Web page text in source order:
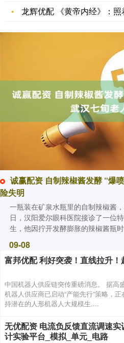
龙辉优配 《黄帝内经》：照着“五
诚赢配资 自制辣椒酱发酵 “爆
险失明
一瓶装在矿泉水瓶里的自制辣椒酱
日，汉阳爱尔眼科医院接诊了一位
生，他因拧开发酵膨胀的辣椒酱瓶
09-08
富邦优配 利好突袭！直线拉升
中国机器人供应链突传重磅消息。 据高
机器人供应商已启动“产能先行”策略，
持潜在的人形机器人大规模生....
无优配资 电流负反馈直流调速
计实验平台_模拟_单元_电路